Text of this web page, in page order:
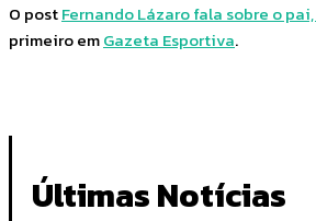
O postFernando Lázaro fala sobre o
primeiro emGazeta Esportiva.
Últimas Notícias